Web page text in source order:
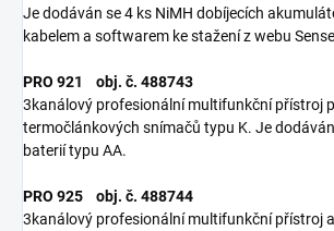
Je dodáván se 4 ks NiMH dobíjecích
kabelem a softwarem ke stažení z webu
PRO 921 obj. č. 488743
3kanálový profesionální multifunkční přístroj
termočlánkových snímačů typu K. Je
baterií typu AA.
PRO 925 obj. č. 488744
3kanálový profesionální multifunkční přístroj